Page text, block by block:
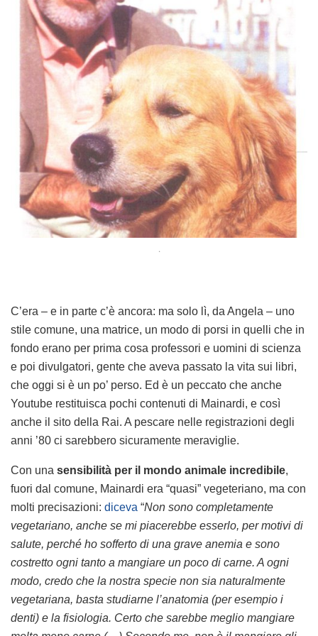
.
C’era – e in parte c’è ancora: ma solo lì, da Angela – uno
stile comune, una matrice, un modo di porsi in quelli che in
fondo erano per prima cosa professori e uomini di scienza
e poi divulgatori, gente che aveva passato la vita sui libri,
che oggi si è un po’ perso. Ed è un peccato che anche
Youtube restituisca pochi contenuti di Mainardi, e così
anche il sito della Rai. A pescare nelle registrazioni degli
anni ’80 ci sarebbero sicuramente meraviglie.
Con una sensibilità per il mondo animale incredibile,
fuori dal comune, Mainardi era “quasi” vegeteriano, ma con
molti precisazioni: diceva “Non sono completamente
vegetariano, anche se mi piacerebbe esserlo, per motivi di
salute, perché ho sofferto di una grave anemia e sono
costretto ogni tanto a mangiare un poco di carne. A ogni
modo, credo che la nostra specie non sia naturalmente
vegetariana, basta studiarne l’anatomia (per esempio i
denti) e la fisiologia. Certo che sarebbe meglio mangiare